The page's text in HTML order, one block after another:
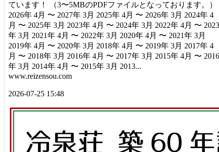
ています！ （3〜5MBのPDFファイルとなっております。）
2026年 4月 〜 2027年 3月 2025年 4月 〜 2026年 3月 2024年 4
月 〜 2025年 3月 2023年 4月 〜 2024年 3月 2022年 4月 〜 2023
年 3月 2021年 4月 〜 2022年 3月 2020年 4月 〜 2021年 3月
2019年 4月 〜 2020年 3月 2018年 4月 〜 2019年 3月 2017年 4
月 〜 2018年 3月 2016年 4月 〜 2017年 3月 2015年 4月 〜 2016
年 3月 2014年 4月 〜 2015年 3月 2013...
www.reizensou.com
2026-07-25 15:48